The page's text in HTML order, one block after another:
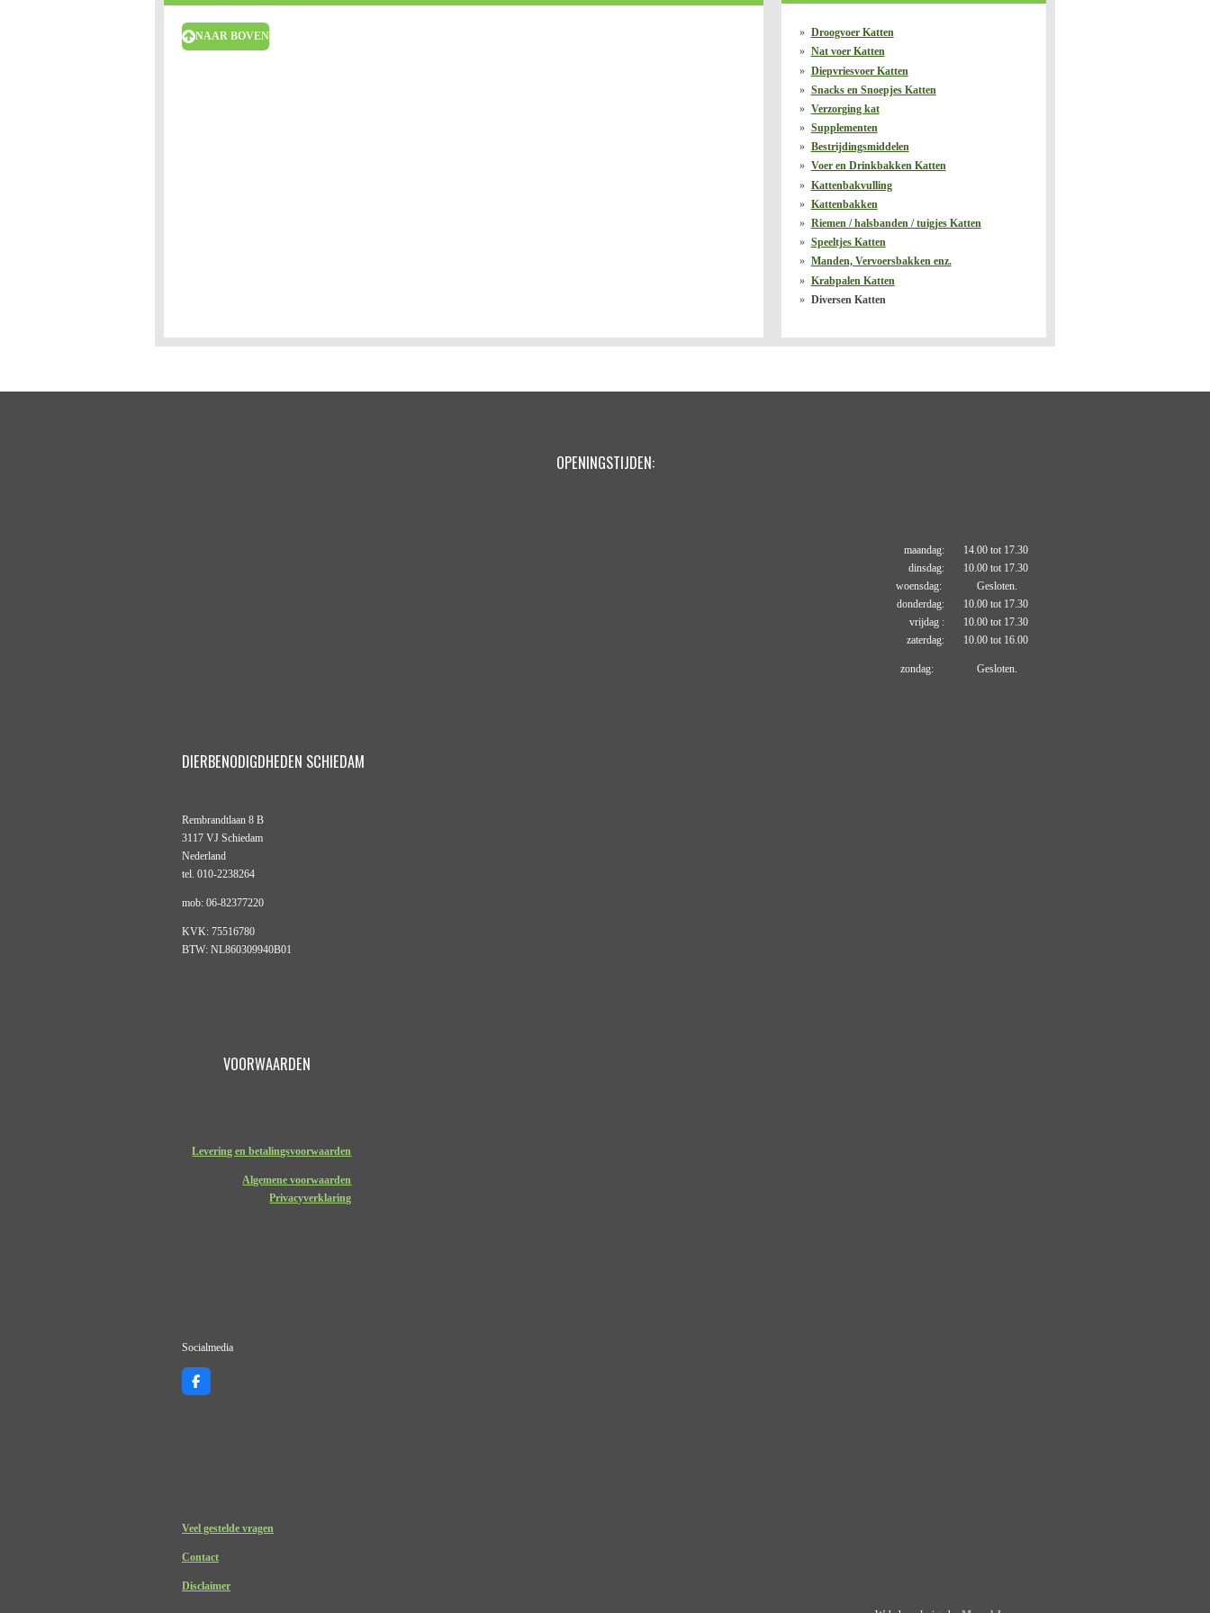
NAAR BOVEN
Droogvoer Katten
Nat voer Katten
Diepvriesvoer Katten
Snacks en Snoepjes Katten
Verzorging kat
Supplementen
Bestrijdingsmiddelen
Voer en Drinkbakken Katten
Kattenbakvulling
Kattenbakken
Riemen / halsbanden / tuigjes Katten
Speeltjes Katten
Manden, Vervoersbakken enz.
Krabpalen Katten
Diversen Katten
OPENINGSTIJDEN:
maandag: 14.00 tot 17.30
dinsdag: 10.00 tot 17.30
woensdag: Gesloten.
donderdag: 10.00 tot 17.30
vrijdag : 10.00 tot 17.30
zaterdag: 10.00 tot 16.00
zondag: Gesloten.
DIERBENODIGDHEDEN SCHIEDAM
Rembrandtlaan 8 B
3117 VJ Schiedam
Nederland
tel. 010-2238264
mob: 06-82377220
KVK: 75516780
BTW: NL860309940B01
VOORWAARDEN
Levering en betalingsvoorwaarden
Algemene voorwaarden
Privacyverklaring
Socialmedia
F
a
Veel gestelde vragen
Contact
Disclaimer